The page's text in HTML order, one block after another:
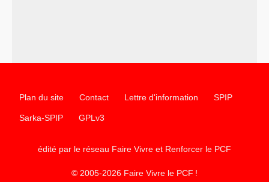
Plan du site Contact Lettre d'information SPIP
Sarka-SPIP GPLv3
édité par le réseau Faire Vivre et Renforcer le PCF
© 2005-2026 Faire Vivre le PCF !